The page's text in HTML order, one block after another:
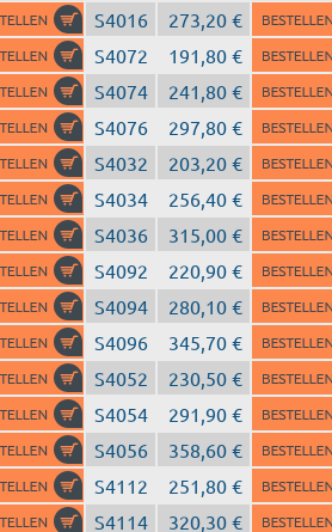
S4016
273,20 €
S4072
191,80 €
S4074
241,80 €
S4076
297,80 €
S4032
203,20 €
S4034
256,40 €
S4036
315,00 €
S4092
220,90 €
S4094
280,10 €
S4096
345,70 €
S4052
230,50 €
S4054
291,90 €
S4056
358,60 €
S4112
251,80 €
S4114 320,30 €